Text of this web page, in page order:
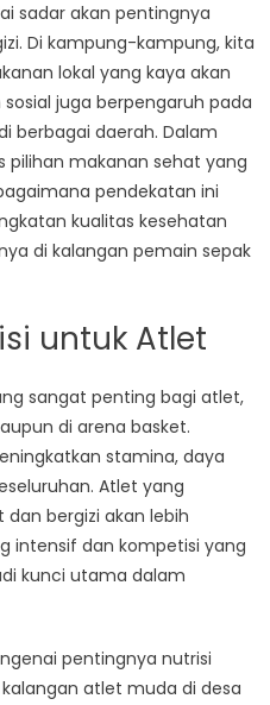
sadar akan pentingnya
Di kampung-kampung, kita
lokal yang kaya akan
juga berpengaruh pada
berbagai daerah. Dalam
pilihan makanan sehat yang
pendekatan ini
kualitas kesehatan
di kalangan pemain sepak
untuk Atlet
sangat penting bagi atlet,
di arena basket.
stamina, daya
Atlet yang
bergizi akan lebih
intensif dan kompetisi yang
kunci utama dalam
pentingnya nutrisi
atlet muda di desa